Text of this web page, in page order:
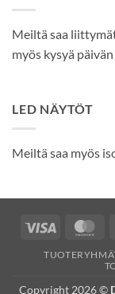
Meiltä saa
myös kysyä
LED NÄYTÖT
Meiltä saa myös
Visa
Copyright 2026 ©